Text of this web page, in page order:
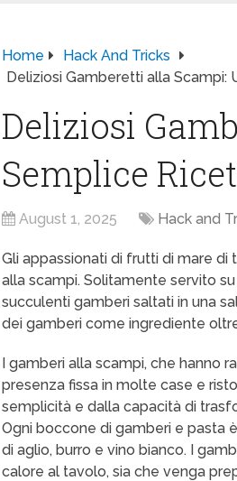
Home
Hack And Tricks
Deliziosi Gamberetti alla Scampi:
Deliziosi
Semplice
August 1, 2025 Hack and
Gli appassionati di frutti di mare
alla scampi. Solitamente servito
succulenti gamberi saltati in una
dei gamberi come ingrediente
I gamberi alla scampi, che hanno
presenza fissa in molte case e
semplicità e dalla capacità di
Ogni boccone di gamberi e pasta
di aglio, burro e vino bianco. I
calore al tavolo, sia che venga